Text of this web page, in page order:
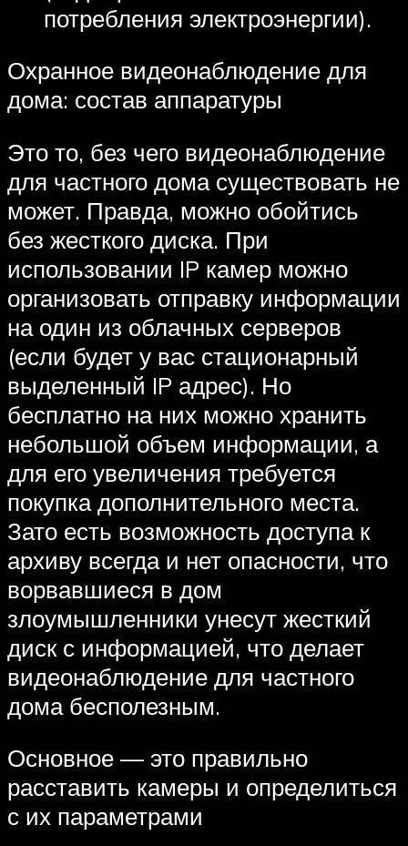
потребления электроэнергии).
Охранное видеонаблюдение для
дома: состав аппаратуры
Это то, без чего видеонаблюдение
для частного дома существовать не
может. Правда, можно обойтись
без жесткого диска. При
использовании IP камер можно
организовать отправку информации
на один из облачных серверов
(если будет у вас стационарный
выделенный IP адрес). Но
бесплатно на них можно хранить
небольшой объем информации, а
для его увеличения требуется
покупка дополнительного места.
Зато есть возможность доступа к
архиву всегда и нет опасности, что
ворвавшиеся в дом
злоумышленники унесут жесткий
диск с информацией, что делает
видеонаблюдение для частного
дома бесполезным.
Основное — это правильно
расставить камеры и определиться
с их параметрами